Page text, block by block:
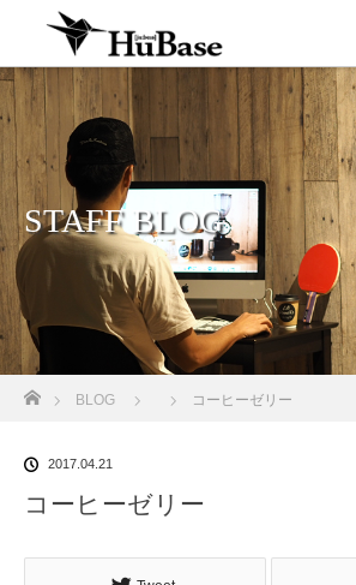
STAFF BLOG
ホーム
BLOG コーヒーゼリー
2017.04.21
コーヒーゼリー